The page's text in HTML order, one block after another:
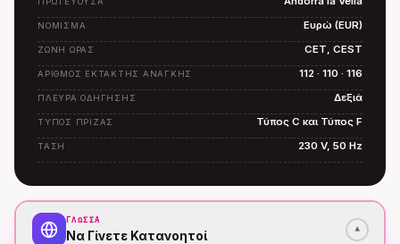
ΝΌΜΙΣΜΑ Ευρώ (EUR)
ΖΏΝΗ ΏΡΑΣ CET, CEST
ΑΡΙΘΜΌΣ ΈΚΤΑΚΤΗΣ ΑΝΆΓΚΗΣ 112 · 110 · 116
ΠΛΕΥΡΆ ΟΔΉΓΗΣΗΣ Δεξιά
ΤΎΠΟΣ ΠΡΊΖΑΣ Τύπος C και Τύπος F
ΤΆΣΗ 230 V, 50 Hz
ΓΛΏΣΣΑ
Να Γίνετε Κατανοητοί ▾